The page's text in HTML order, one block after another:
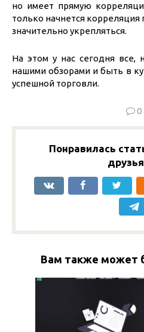
но имеет прямую
только начнется корреляция
значительно укрепляться.
На этом у нас сегодня все,
нашими обзорами и быть в
успешной торговли.
0
Понравилась
Вам также может